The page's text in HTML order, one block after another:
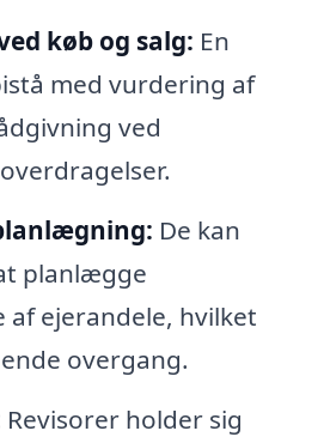
køb og salg: En
med vurdering af
ved
De kan
planlægge
af ejerandele, hvilket
overgang.
Revisorer holder sig